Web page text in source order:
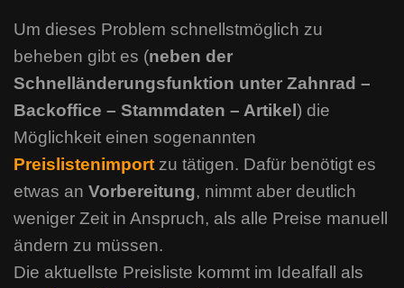
Um dieses Problem schnellstmöglich zu
beheben gibt es (neben der
Schnelländerungsfunktion unter Zahnrad –
Backoffice – Stammdaten – Artikel) die
Möglichkeit einen sogenannten
Preislistenimport zu tätigen. Dafür benötigt es
etwas an Vorbereitung, nimmt aber deutlich
weniger Zeit in Anspruch, als alle Preise manuell
ändern zu müssen.
Die aktuellste Preisliste kommt im Idealfall als